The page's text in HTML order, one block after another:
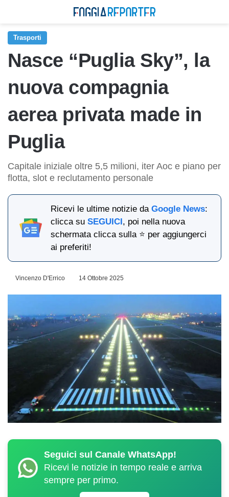
Trasporti
Nasce “Puglia Sky”, la
nuova compagnia
aerea privata made in
Puglia
Capitale iniziale oltre 5,5 milioni, iter Aoc e piano per
flotta, slot e reclutamento personale
Ricevi le ultime notizie daGoogle News:
clicca suSEGUICI, poi nella nuova
schermata clicca sulla ⭐ per aggiungerci
ai preferiti!
Vincenzo D'Errico 14 Ottobre 2025
Seguici sul Canale WhatsApp!
Ricevi le notizie in tempo reale e arriva
sempre per primo.